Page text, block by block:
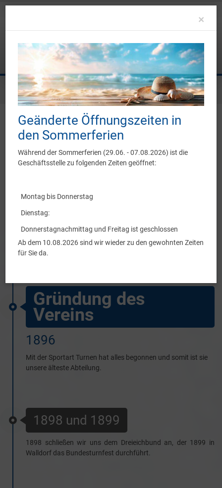
Sie befinden sich hier: Unser Verein Vereinshistorie
Vereinshistorie
Unsere Geschichte anhand
wichtiger Meilensteine
Gasthaus „Zum Löwen“ die
Turngesellschaft Walldorf 1896 e.V.
Gründung des
Vereins
1896
Mit der Sportart Turnen hat alles begonnen und somit ist sie
unsere älteste Abteilung.
1898 und 1899
1898 schließen wir uns dem Dreieichbund an, der 1899 in
Walldorf das Bundesturnfest durchführt.
×
Geänderte Öffnungszeiten in
den Sommerferien
Während der Sommerferien (29.06. - 07.08.2026) ist die
Geschäftsstelle zu folgenden Zeiten geöffnet:
Montag bis Donnerstag
Dienstag:
Donnerstagnachmittag und Freitag ist geschlossen
Ab dem 10.08.2026 sind wir wieder zu den gewohnten Zeiten
für Sie da.